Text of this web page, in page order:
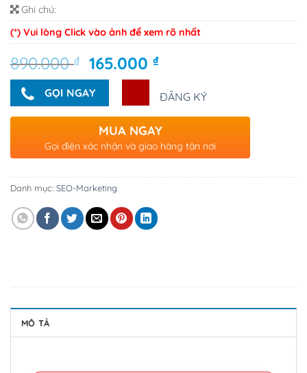
Ghi chú:
(*) Vui lòng Click vào ảnh để xem rõ nhất
890.000₫
Giá
gốc
là:
890.000 ₫.
165.000₫Giá
tại
là:
165.000 ₫.
GỌI NGAY ĐĂNG KÝ
MUA NGAY
Gọi điện xác nhận và giao hàng tận nơi
Danh mục: SEO-Marketing
MÔ TẢ